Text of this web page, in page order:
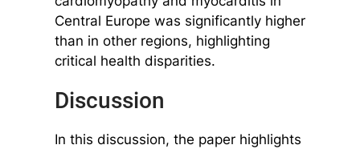
Central Europe was significantly higher
than in other regions, highlighting
critical health disparities.
Discussion
In this discussion, the paper highlights